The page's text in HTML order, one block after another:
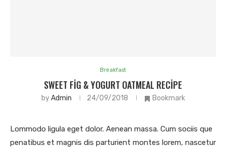
Breakfast
SWEET FIG & YOGURT OATMEAL RECIPE
byAdmin 24/09/2018 Bookmark
Lommodo ligula eget dolor. Aenean massa. Cum sociis que
penatibus et magnis dis parturient montes lorem, nascetur